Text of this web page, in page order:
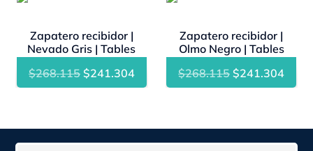
$207.500. $186.750.
$273.175.
Zapatero recibidor |
Nevado Gris | Tables
$268.115 El
precio
$268.115.
$241.304
precio
$241.304.
Zapatero recibidor |
Olmo Negro | Tables
$268.115 El
precio
$268.115.
$241.304